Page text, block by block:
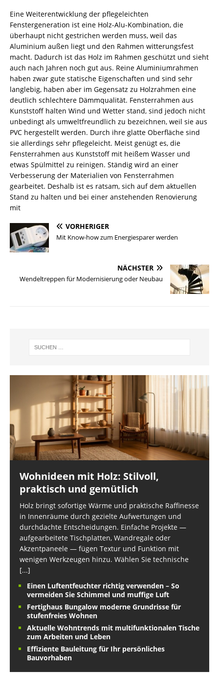
Eine Weiterentwicklung der pflegeleichten
Fenstergeneration ist eine Holz-Alu-Kombination, die
überhaupt nicht gestrichen werden muss, weil das
Aluminium außen liegt und den Rahmen witterungsfest
macht. Dadurch ist das Holz im Rahmen geschützt und sieht
auch nach Jahren noch gut aus. Reine Aluminiumrahmen
haben zwar gute statische Eigenschaften und sind sehr
langlebig, haben aber im Gegensatz zu Holzrahmen eine
deutlich schlechtere Dämmqualität. Fensterrahmen aus
Kunststoff halten Wind und Wetter stand, sind jedoch nicht
unbedingt als umweltfreundlich zu bezeichnen, weil sie aus
PVC hergestellt werden. Durch ihre glatte Oberfläche sind
sie allerdings sehr pflegeleicht. Meist genügt es, die
Fensterrahmen aus Kunststoff mit heißem Wasser und
etwas Spülmittel zu reinigen. Ständig wird an einer
Verbesserung der Materialien von Fensterrahmen
gearbeitet. Deshalb ist es ratsam, sich auf dem aktuellen
Stand zu halten und bei einer anstehenden Renovierung
mit
VORHERIGER
Mit Know-how zum Energiesparer werden
NÄCHSTER
Wendeltreppen für Modernisierung oder Neubau
Wohnideen mit Holz: Stilvoll,
praktisch und gemütlich
Holz bringt sofortige Wärme und praktische Raffinesse
in Innenräume durch gezielte Aufwertungen und
durchdachte Entscheidungen. Einfache Projekte —
aufgearbeitete Tischplatten, Wandregale oder
Akzentpaneele — fügen Textur und Funktion mit
wenigen Werkzeugen hinzu. Wählen Sie technische
[...]
Einen Luftentfeuchter richtig verwenden – So
vermeiden Sie Schimmel und muffige Luft
Fertighaus Bungalow moderne Grundrisse für
stufenfreies Wohnen
Aktuelle Wohntrends mit multifunktionalen Tische
zum Arbeiten und Leben
Effiziente Bauleitung für Ihr persönliches
Bauvorhaben